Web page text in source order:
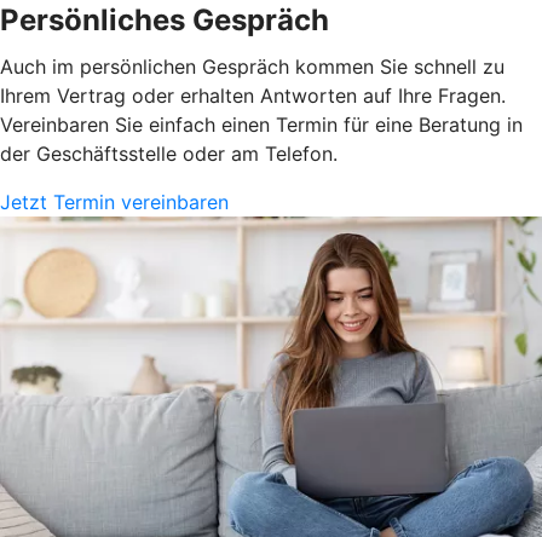
Persönliches Gespräch
Auch im persönlichen Gespräch kommen Sie schnell zu
Ihrem Vertrag oder erhalten Antworten auf Ihre Fragen.
Vereinbaren Sie einfach einen Termin für eine Beratung in
der Geschäftsstelle oder am Telefon.
Jetzt Termin vereinbaren